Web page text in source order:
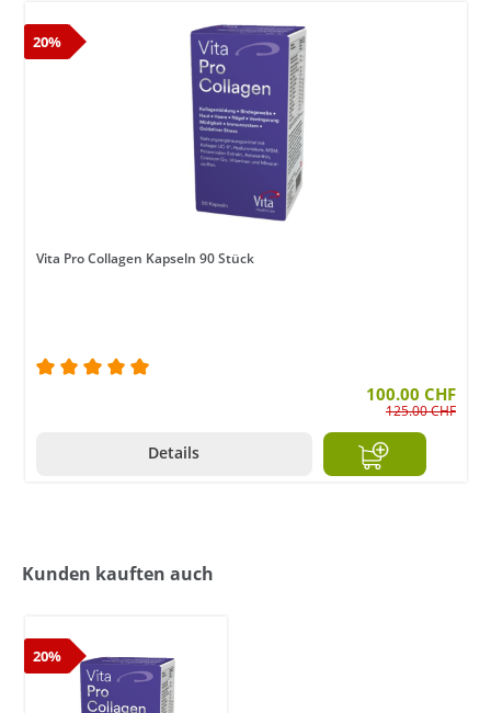
20%
Vita Pro Collagen Kapseln 90 Stück
Durchschnittliche Bewertung von 5 von 5 Sternen
100.00 CHF
125.00 CHF
Details
Kunden kauften auch
20%